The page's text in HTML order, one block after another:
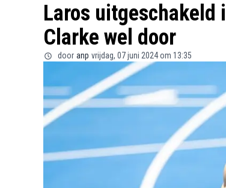
Laros uitgeschakeld
Clarke wel door
door anp vrijdag, 07 juni 2024 om 13:35